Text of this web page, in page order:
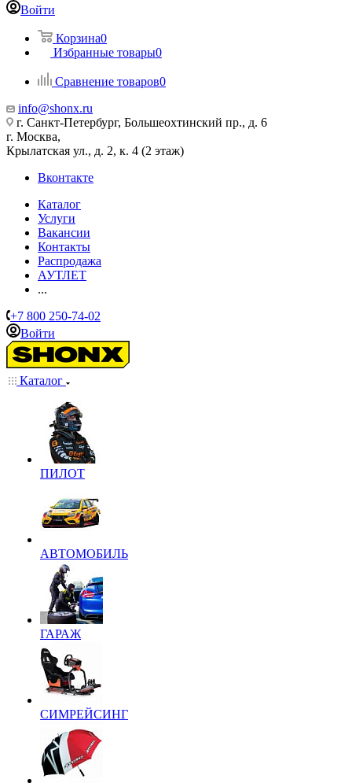
Войти
Корзина0
Избранные товары0
Сравнение товаров0
info@shonx.ru
г. Санкт-Петербург, Большеохтинский пр., д. 6
г. Москва,
Крылатская ул., д. 2, к. 4 (2 этаж)
Вконтакте
Каталог
Услуги
Вакансии
Контакты
Распродажа
АУТЛЕТ
...
+7 800 250-74-02
Войти
Каталог
ПИЛОТ
АВТОМОБИЛЬ
ГАРАЖ
СИМРЕЙСИНГ